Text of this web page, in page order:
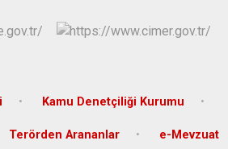
Kamu Denetçiliği Kurumu
Terörden Arananlar e-Mevzuat